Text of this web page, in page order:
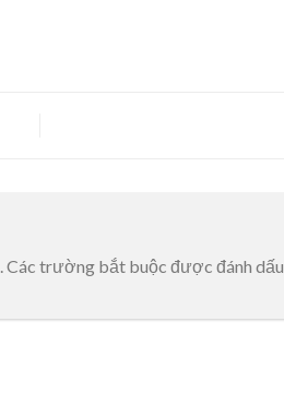
Các trường bắt buộc được đánh dấu